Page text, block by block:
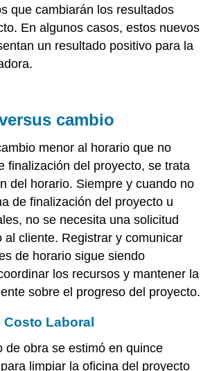
que cambiarán los resultados
En algunos casos, estos nuevos
un resultado positivo para la
cambio
menor al horario que no
finalización del proyecto, se trata
del horario. Siempre y cuando no
de finalización del proyecto u
no se necesita una solicitud
al cliente. Registrar y comunicar
de horario sigue siendo
los recursos y mantener la
sobre el progreso del proyecto.
Laboral
de obra se estimó en quince
limpiar la oficina del proyecto